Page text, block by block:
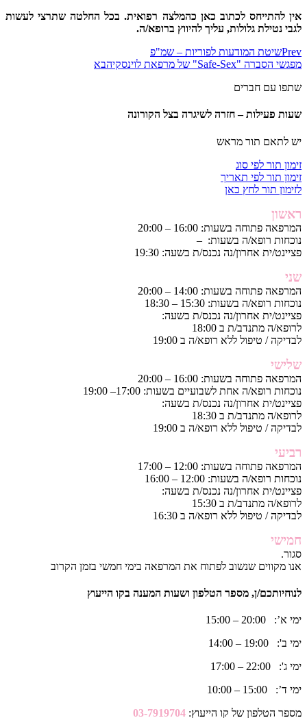
אין להתייחס לכתוב כאן כהמלצה רפואית. בכל החלטה שתרצי לעשות
לגבי נטילת גלולות, עליך להיווץ ברופא/ה.
Prevשיטת המודעות לפוריות – שמ"פ
מפגשי הסברה "Safe-Sex" של מרפאת לוינסקי
הבא
שתפו עם חברים
שעות פעילות – חזרה לשיגרה בצל הקורונה
יש לתאם תור מראש
זימון תור לפי סוג
זימון תור לפי תאריך
לזימון תור לחץ כאן
ראשון
המרפאה פתוחה בשעות: 16:00 – 20:00
נוכחות רופא/ה בשעות: –
פציינט/ית אחרון/נה נכנס/ת בשעה: 19:30
שני
המרפאה פתוחה בשעות: 14:00 – 20:00
נוכחות רופא/ה בשעות: 15:30 – 18:30
פציינט/ית אחרון/נה נכנס/ת בשעה:
לרופא/ה מתנדב/ת ב 18:00
לבדיקה / טיפול ללא רופא/ה ב 19:00
שלישי
המרפאה פתוחה בשעות: 16:00 – 20:00
נוכחות רופא/ה אחת לשבועיים בשעות: 17:00– 19:00
פציינט/ית אחרון/נה נכנס/ת בשעה:
לרופא/ה מתנדב/ת ב 18:30
לבדיקה / טיפול ללא רופא/ה ב 19:00
רביעי
המרפאה פתוחה בשעות: 12:00 – 17:00
נוכחות רופא/ה בשעות: 12:00 – 16:00
פציינט/ית אחרון/נה נכנס/ת בשעה:
לרופא/ה מתנדב/ת ב 15:30
לבדיקה / טיפול ללא רופא/ה ב 16:30
חמישי
סגור.
אנו מקווים שנשוב לפתוח את המרפאה בימי חמשי בזמן הקרוב
לנוחיותכם/ן, מספר הטלפון ושעות המענה בקו הייעוץ
ימי א’: 20:00 – 15:00
ימי ב': 19:00 – 14:00
ימי ג': 22:00 – 17:00
ימי ד’: 15:00 – 10:00
מספר הטלפון של קו הייעוץ: 03-7919704